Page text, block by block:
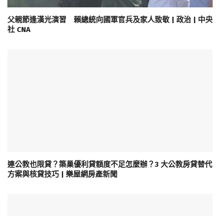
父親節逢漢光演習 賴總統向國軍官兵及家人致敬 | 政治 | 中央
社 CNA
連公教也限貸？築巢優利貸額度不足怎麼辦？3 大公教房貸替代
方案與核貸技巧 | 樂屋網房產新聞